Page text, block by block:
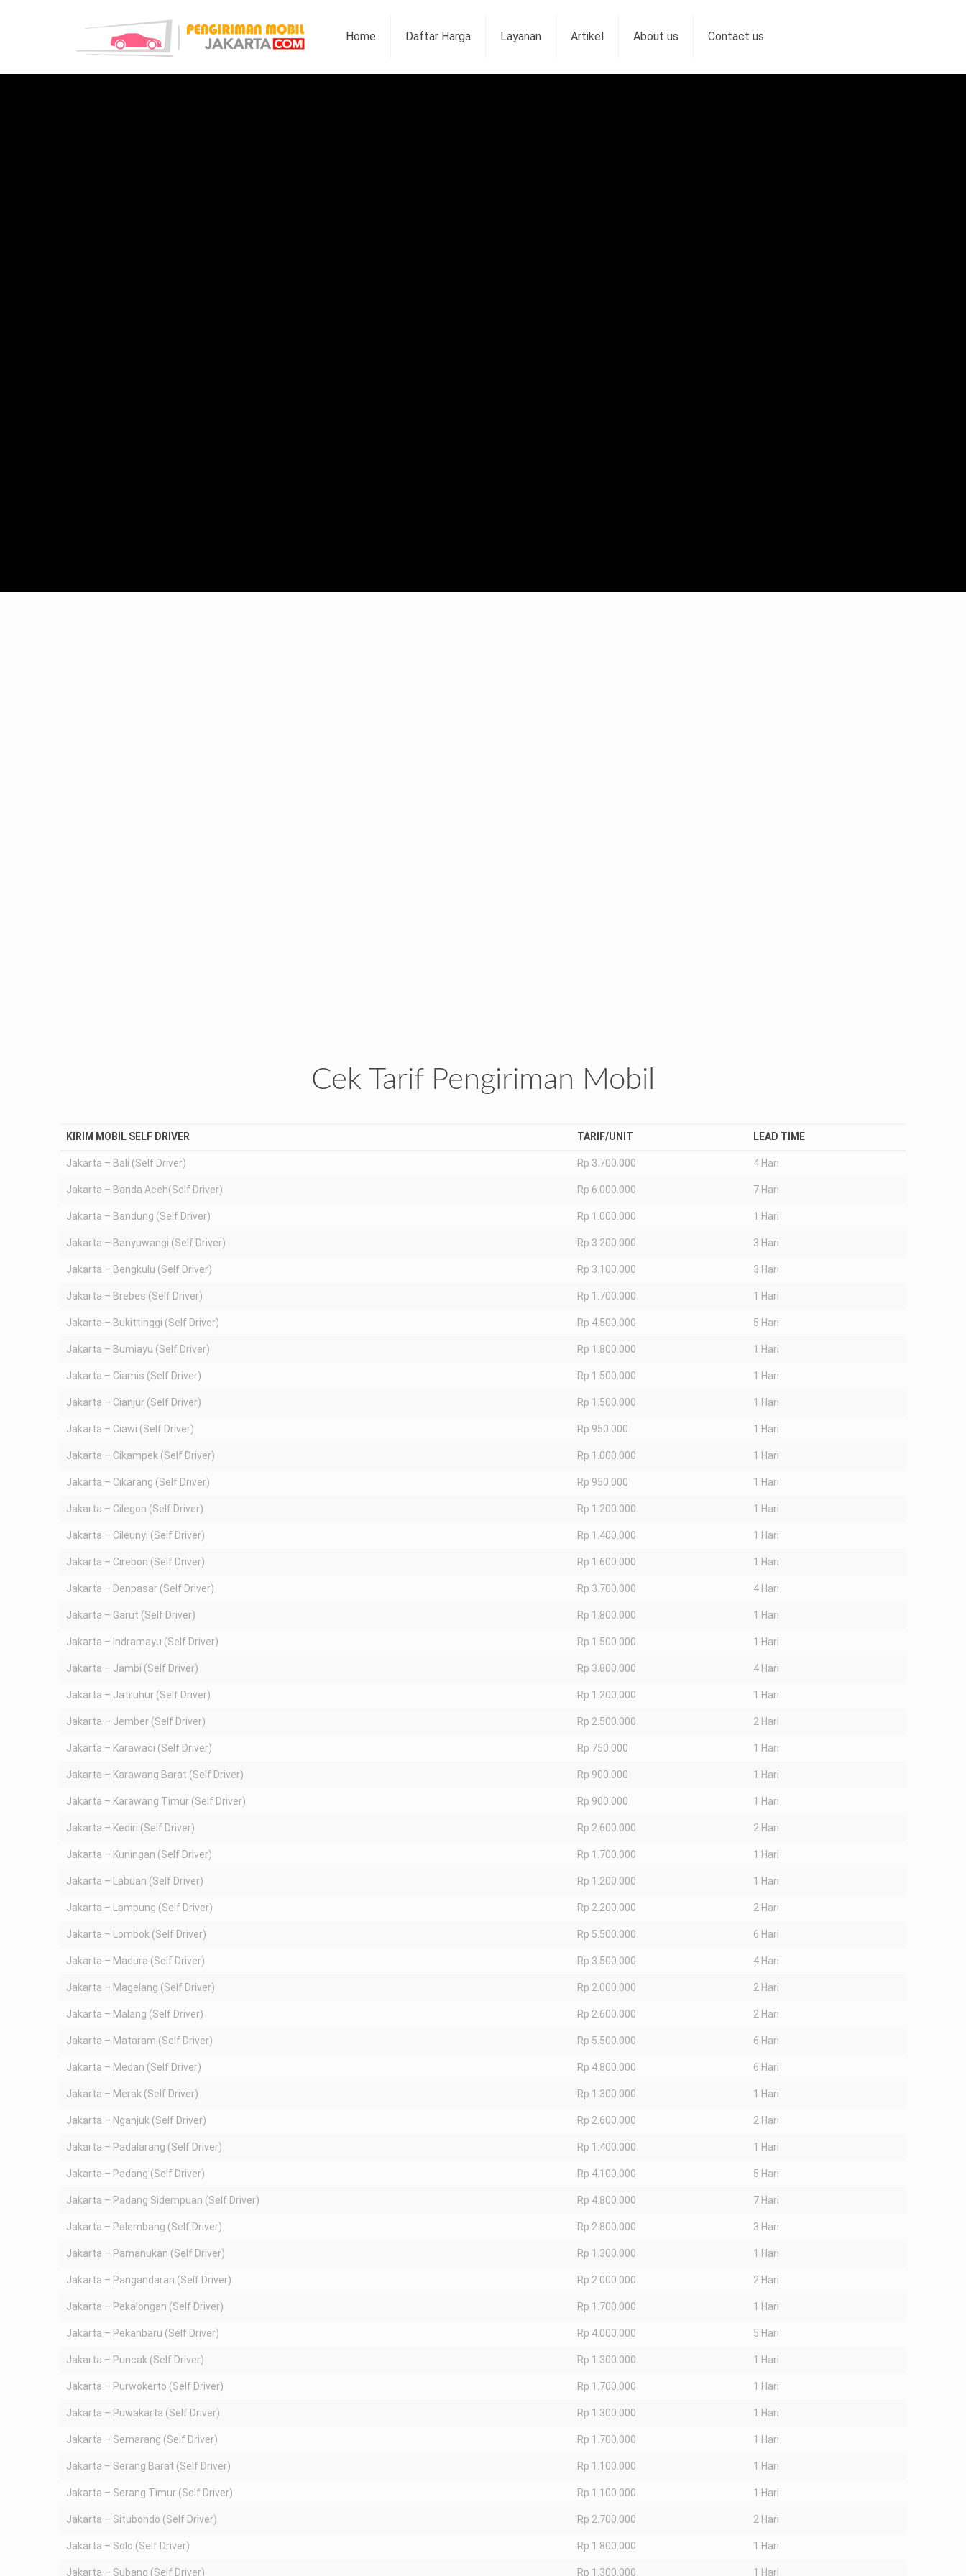
Home Daftar Harga Layanan Artikel About us Contact us
Cek Tarif Pengiriman Mobil
KIRIM MOBIL SELF DRIVER TARIF/UNIT LEAD TIME
Jakarta – Bali (Self Driver) Rp 3.700.000 4 Hari
Jakarta – Banda Aceh(Self Driver) Rp 6.000.000 7 Hari
Jakarta – Bandung (Self Driver) Rp 1.000.000 1 Hari
Jakarta – Banyuwangi (Self Driver) Rp 3.200.000 3 Hari
Jakarta – Bengkulu (Self Driver) Rp 3.100.000 3 Hari
Jakarta – Brebes (Self Driver) Rp 1.700.000 1 Hari
Jakarta – Bukittinggi (Self Driver) Rp 4.500.000 5 Hari
Jakarta – Bumiayu (Self Driver) Rp 1.800.000 1 Hari
Jakarta – Ciamis (Self Driver) Rp 1.500.000 1 Hari
Jakarta – Cianjur (Self Driver) Rp 1.500.000 1 Hari
Jakarta – Ciawi (Self Driver) Rp 950.000 1 Hari
Jakarta – Cikampek (Self Driver) Rp 1.000.000 1 Hari
Jakarta – Cikarang (Self Driver) Rp 950.000 1 Hari
Jakarta – Cilegon (Self Driver) Rp 1.200.000 1 Hari
Jakarta – Cileunyi (Self Driver) Rp 1.400.000 1 Hari
Jakarta – Cirebon (Self Driver) Rp 1.600.000 1 Hari
Jakarta – Denpasar (Self Driver) Rp 3.700.000 4 Hari
Jakarta – Garut (Self Driver) Rp 1.800.000 1 Hari
Jakarta – Indramayu (Self Driver) Rp 1.500.000 1 Hari
Jakarta – Jambi (Self Driver) Rp 3.800.000 4 Hari
Jakarta – Jatiluhur (Self Driver) Rp 1.200.000 1 Hari
Jakarta – Jember (Self Driver) Rp 2.500.000 2 Hari
Jakarta – Karawaci (Self Driver) Rp 750.000 1 Hari
Jakarta – Karawang Barat (Self Driver) Rp 900.000 1 Hari
Jakarta – Karawang Timur (Self Driver) Rp 900.000 1 Hari
Jakarta – Kediri (Self Driver) Rp 2.600.000 2 Hari
Jakarta – Kuningan (Self Driver) Rp 1.700.000 1 Hari
Jakarta – Labuan (Self Driver) Rp 1.200.000 1 Hari
Jakarta – Lampung (Self Driver) Rp 2.200.000 2 Hari
Jakarta – Lombok (Self Driver) Rp 5.500.000 6 Hari
Jakarta – Madura (Self Driver) Rp 3.500.000 4 Hari
Jakarta – Magelang (Self Driver) Rp 2.000.000 2 Hari
Jakarta – Malang (Self Driver) Rp 2.600.000 2 Hari
Jakarta – Mataram (Self Driver) Rp 5.500.000 6 Hari
Jakarta – Medan (Self Driver) Rp 4.800.000 6 Hari
Jakarta – Merak (Self Driver) Rp 1.300.000 1 Hari
Jakarta – Nganjuk (Self Driver) Rp 2.600.000 2 Hari
Jakarta – Padalarang (Self Driver) Rp 1.400.000 1 Hari
Jakarta – Padang (Self Driver) Rp 4.100.000 5 Hari
Jakarta – Padang Sidempuan (Self Driver) Rp 4.800.000 7 Hari
Jakarta – Palembang (Self Driver) Rp 2.800.000 3 Hari
Jakarta – Pamanukan (Self Driver) Rp 1.300.000 1 Hari
Jakarta – Pangandaran (Self Driver) Rp 2.000.000 2 Hari
Jakarta – Pekalongan (Self Driver) Rp 1.700.000 1 Hari
Jakarta – Pekanbaru (Self Driver) Rp 4.000.000 5 Hari
Jakarta – Puncak (Self Driver) Rp 1.300.000 1 Hari
Jakarta – Purwokerto (Self Driver) Rp 1.700.000 1 Hari
Jakarta – Puwakarta (Self Driver) Rp 1.300.000 1 Hari
Jakarta – Semarang (Self Driver) Rp 1.700.000 1 Hari
Jakarta – Serang Barat (Self Driver) Rp 1.100.000 1 Hari
Jakarta – Serang Timur (Self Driver) Rp 1.100.000 1 Hari
Jakarta – Situbondo (Self Driver) Rp 2.700.000 2 Hari
Jakarta – Solo (Self Driver) Rp 1.800.000 1 Hari
Jakarta – Subang (Self Driver) Rp 1.300.000 1 Hari